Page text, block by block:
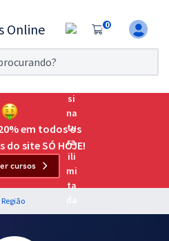
0
por 7 dias!
para o Exame da
as principais
em todos os
do site SÓ HOJE!
cursos
Região